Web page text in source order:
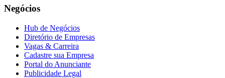
Negócios
Hub de Negócios
Diretório de Empresas
Vagas & Carreira
Cadastre sua Empresa
Portal do Anunciante
Publicidade Legal